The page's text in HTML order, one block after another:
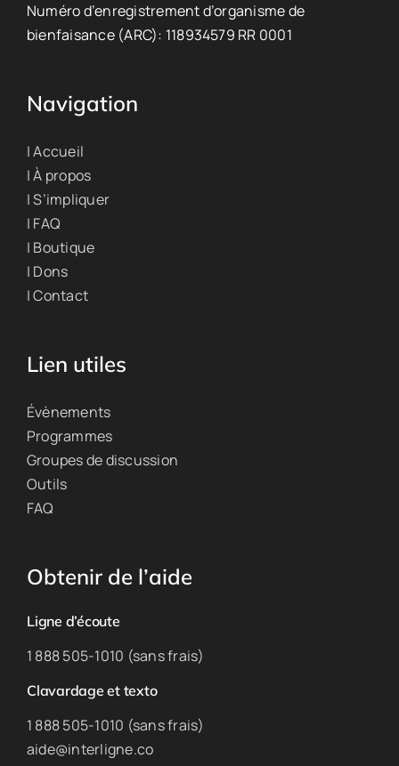
Numéro d’enregistrement d’organisme de
bienfaisance (ARC): 118934579 RR 0001
Navigation
| Accueil
| À propos
| S’impliquer
| FAQ
| Boutique
| Dons
| Contact
Lien utiles
Évènements
Programmes
Groupes de discussion
Outils
FAQ
Obtenir de l’aide
Ligne d’écoute
1 888 505-1010 (sans frais)
Clavardage et texto
1 888 505-1010 (sans frais)
aide@interligne.co